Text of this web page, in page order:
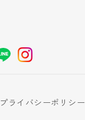
プライバシーポリシー